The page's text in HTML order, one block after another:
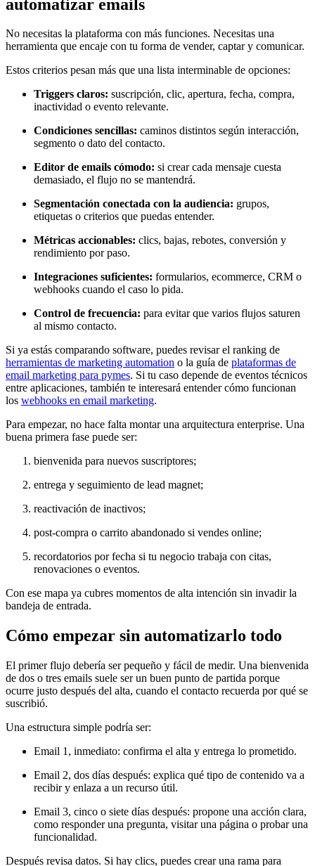
automatizar emails
No necesitas la plataforma con más funciones. Necesitas una
herramienta que encaje con tu forma de vender, captar y comunicar.
Estos criterios pesan más que una lista interminable de opciones:
Triggers claros: suscripción, clic, apertura, fecha, compra,
inactividad o evento relevante.
Condiciones sencillas: caminos distintos según interacción,
segmento o dato del contacto.
Editor de emails cómodo: si crear cada mensaje cuesta
demasiado, el flujo no se mantendrá.
Segmentación conectada con la audiencia: grupos,
etiquetas o criterios que puedas entender.
Métricas accionables: clics, bajas, rebotes, conversión y
rendimiento por paso.
Integraciones suficientes: formularios, ecommerce, CRM o
webhooks cuando el caso lo pida.
Control de frecuencia: para evitar que varios flujos saturen
al mismo contacto.
Si ya estás comparando software, puedes revisar el ranking de
herramientas de marketing automation o la guía de plataformas de
email marketing para pymes. Si tu caso depende de eventos técnicos
entre aplicaciones, también te interesará entender cómo funcionan
los webhooks en email marketing.
Para empezar, no hace falta montar una arquitectura enterprise. Una
buena primera fase puede ser:
bienvenida para nuevos suscriptores;
entrega y seguimiento de lead magnet;
reactivación de inactivos;
post-compra o carrito abandonado si vendes online;
recordatorios por fecha si tu negocio trabaja con citas,
renovaciones o eventos.
Con ese mapa ya cubres momentos de alta intención sin invadir la
bandeja de entrada.
Cómo empezar sin automatizarlo todo
El primer flujo debería ser pequeño y fácil de medir. Una bienvenida
de dos o tres emails suele ser un buen punto de partida porque
ocurre justo después del alta, cuando el contacto recuerda por qué se
suscribió.
Una estructura simple podría ser:
Email 1, inmediato: confirma el alta y entrega lo prometido.
Email 2, dos días después: explica qué tipo de contenido va a
recibir y enlaza a un recurso útil.
Email 3, cinco o siete días después: propone una acción clara,
como responder una pregunta, visitar una página o probar una
funcionalidad.
Después revisa datos. Si hay clics, puedes crear una rama para